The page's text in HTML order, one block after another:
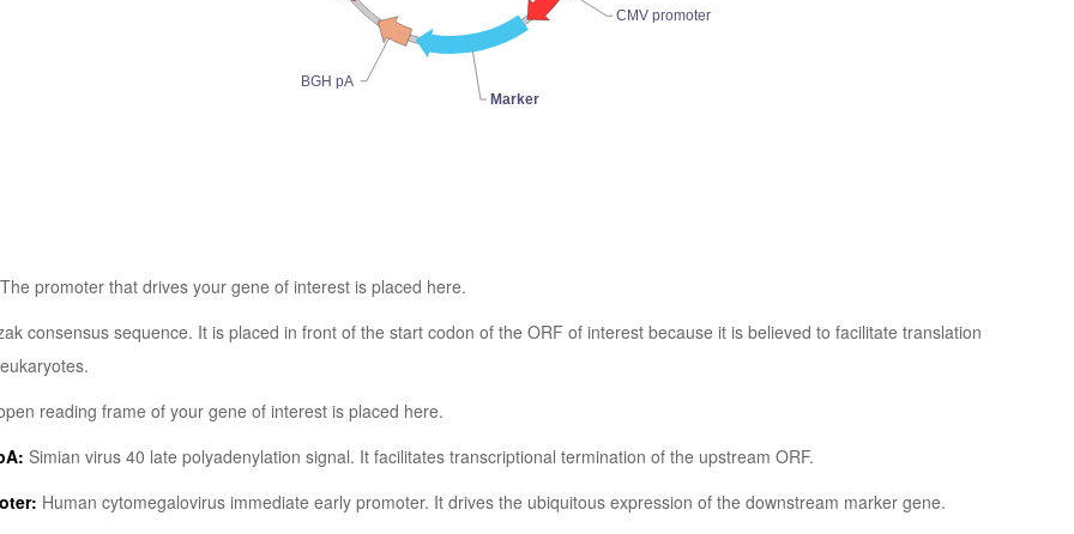
CMV promoter
Marker
BGH pA
The promoter that drives your gene of interest is placed here.
consensus sequence. It is placed in front of the start codon of the ORF of interest because it is believed to facilitate translation
reading frame of your gene of interest is placed here.
Simian virus 40 late polyadenylation signal. It facilitates transcriptional termination of the upstream ORF.
Human cytomegalovirus immediate early promoter. It drives the ubiquitous expression of the downstream marker gene.